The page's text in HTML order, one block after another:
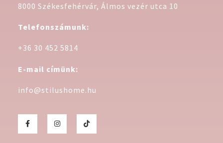
8000 Székesfehérvár, Álmos vezér utca 10
Telefonszámunk:
+36 30 452 5814
E-mail címünk:
info@stilushome.hu